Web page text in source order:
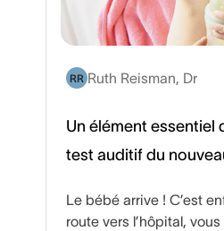
RR Ruth Reisman, Dr
Un élément essentiel
test auditif du
Le bébé arrive ! C’est
route vers l’hôpital,